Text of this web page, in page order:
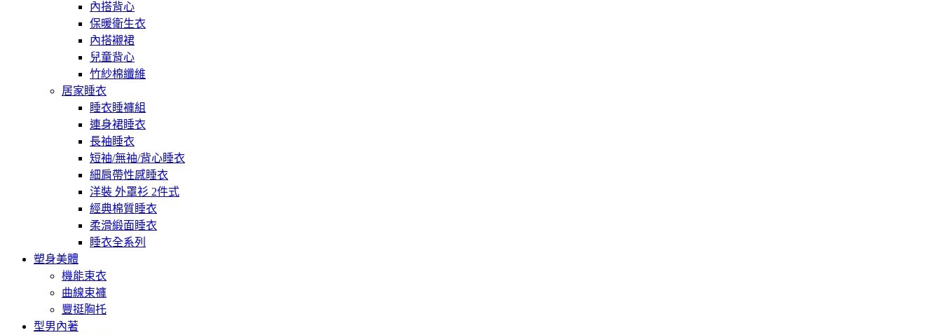
內搭背心
保暖衛生衣
內搭襯裙
兒童背心
竹紗棉纖維
居家睡衣
睡衣睡褲組
連身裙睡衣
長袖睡衣
短袖/無袖/背心睡衣
細肩帶性感睡衣
洋裝 外罩衫 2件式
經典棉質睡衣
柔滑緞面睡衣
睡衣全系列
塑身美體
機能束衣
曲線束褲
豐挺胸托
型男內著